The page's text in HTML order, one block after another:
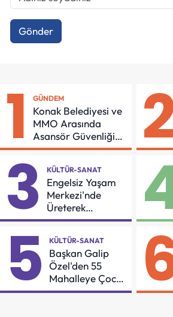
Gönder
1 GÜNDEM
Konak Belediyesi ve
MMO Arasında
Asansör Güvenliği
İçin Önemli Protokol
3 KÜLTÜR-SANAT
Engelsiz Yaşam
Merkezi'nde
Üreterek
Güçleniyorlar
5 KÜLTÜR-SANAT
Başkan Galip
Özel'den 55
Mahalleye Çocuk
Şenliği